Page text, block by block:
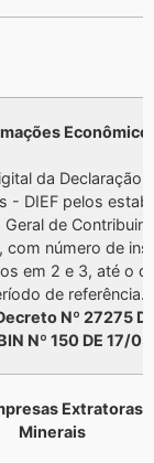
Econômico
da Declaração
- DIEF pelos
de
com número de
em 2 e 3, até o
de referência.
Nº 27275
Nº 150 DE 17/
Extratoras
Minerais